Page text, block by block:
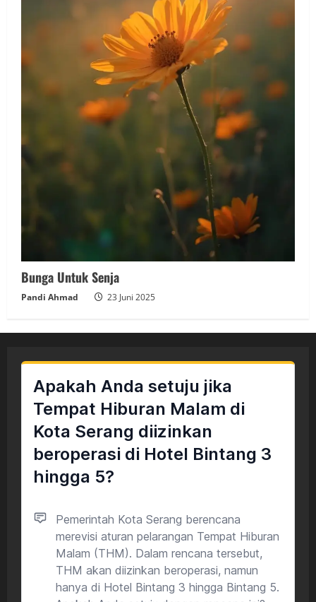
Bunga Untuk Senja
Pandi Ahmad 23 Juni 2025